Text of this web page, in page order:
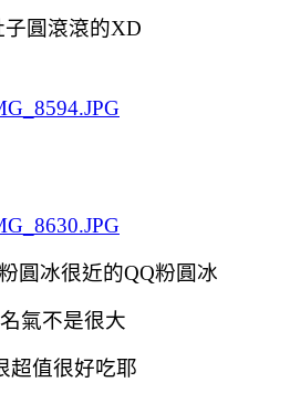
子圓滾滾的XD
圓冰很近的QQ粉圓冰
氣不是很大
超值很好吃耶